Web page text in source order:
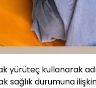
yürüteç kullanarak
sağlık durumuna